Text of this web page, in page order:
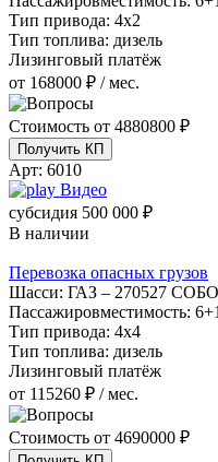
Тип привода: 4х2
Тип топлива: дизель
Лизинговый платёж
от 168000 ₽ / мес.
Стоимость от 4880800 ₽
Получить КП
Арт: 6010
Видео
субсидия 500 000 ₽
В наличии
Перевозка опасных грузов
Шасси: ГАЗ – 270527
Пассажировместимость: 6+1
Тип привода: 4х4
Тип топлива: дизель
Лизинговый платёж
от 115260 ₽ / мес.
Стоимость от 4690000 ₽